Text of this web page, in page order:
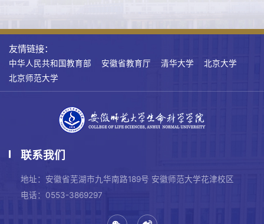
友情链接：
中华人民共和国教育部 安徽省教育厅 清华大学
北京大学
北京师范大学
联系我们
地址：安徽省芜湖市九华南路189号 安徽师范大学花津校区
电话：0553-3869297